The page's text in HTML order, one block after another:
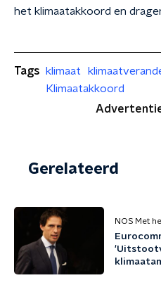
het klimaatakkoord en
Tags klimaat
Klimaatakkoord
Gerelateerd
NOS Met